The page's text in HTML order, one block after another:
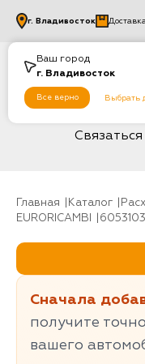
Ваш город
г. Владивосток
Все верно Выбрать
г. Владивосток
Главная Каталог
EURORICAMBI
Сначала
получите
вашего